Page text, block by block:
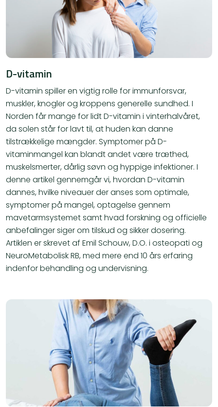
D-vitamin
D-vitamin spiller en vigtig rolle for immunforsvar,
muskler, knogler og kroppens generelle sundhed. I
Norden får mange for lidt D-vitamin i vinterhalvåret,
da solen står for lavt til, at huden kan danne
tilstrækkelige mængder. Symptomer på D-
vitaminmangel kan blandt andet være træthed,
muskelsmerter, dårlig søvn og hyppige infektioner. I
denne artikel gennemgår vi, hvordan D-vitamin
dannes, hvilke niveauer der anses som optimale,
symptomer på mangel, optagelse gennem
mavetarmsystemet samt hvad forskning og officielle
anbefalinger siger om tilskud og sikker dosering.
Artiklen er skrevet af Emil Schouw, D.O. i osteopati og
NeuroMetabolisk RB, med mere end 10 års erfaring
indenfor behandling og undervisning.